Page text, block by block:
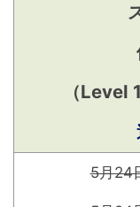
（Level
5月24